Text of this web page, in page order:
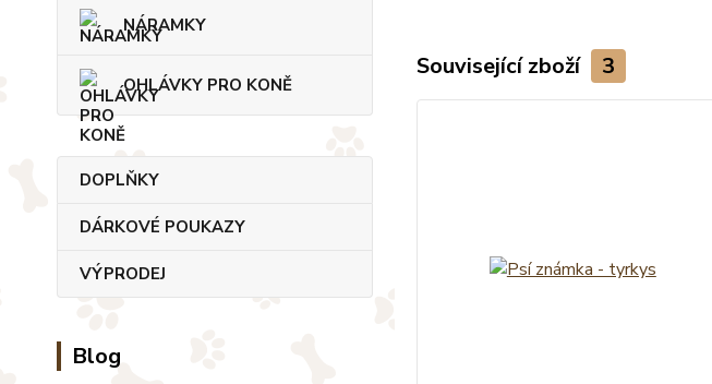
NÁRAMKY
OHLÁVKY PRO KONĚ
DOPLŇKY
DÁRKOVÉ POUKAZY
VÝPRODEJ
Blog
Související zboží 3